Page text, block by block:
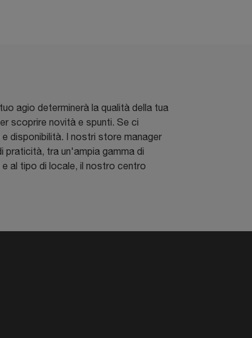
agio determinerà la qualità della tua
scoprire novità e spunti. Se ci
disponibilità. I nostri store manager
praticità, tra un'ampia gamma di
al tipo di locale, il nostro centro